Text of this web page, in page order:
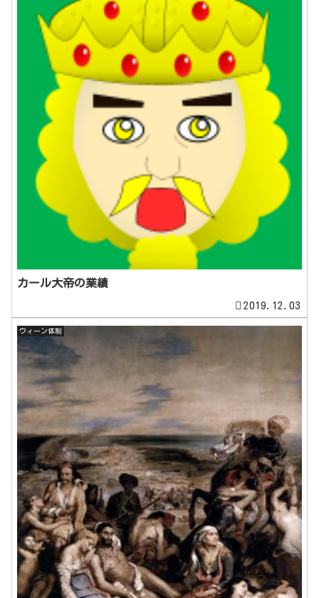
カール大帝の業績
2019.12.03
ウィーン体制